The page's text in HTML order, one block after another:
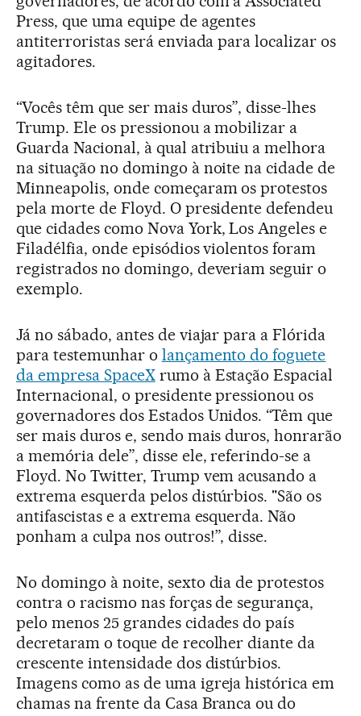
Press, que uma equipe de agentes
antiterroristas será enviada para localizar os
agitadores.
“Vocês têm que ser mais duros”, disse-lhes
Trump. Ele os pressionou a mobilizar a
Guarda Nacional, à qual atribuiu a melhora
na situação no domingo à noite na cidade de
Minneapolis, onde começaram os protestos
pela morte de Floyd. O presidente defendeu
que cidades como Nova York, Los Angeles e
Filadélfia, onde episódios violentos foram
registrados no domingo, deveriam seguir o
exemplo.
Já no sábado, antes de viajar para a Flórida
para testemunhar o lançamento do foguete
da empresa SpaceXrumo à Estação Espacial
Internacional, o presidente pressionou os
governadores dos Estados Unidos. “Têm que
ser mais duros e, sendo mais duros, honrarão
a memória dele”, disse ele, referindo-se a
Floyd. No Twitter, Trump vem acusando a
extrema esquerda pelos distúrbios. "São os
antifascistas e a extrema esquerda. Não
ponham a culpa nos outros!”, disse.
No domingo à noite, sexto dia de protestos
contra o racismo nas forças de segurança,
pelo menos 25 grandes cidades do país
decretaram o toque de recolher diante da
crescente intensidade dos distúrbios.
Imagens como as de uma igreja histórica em
chamas na frente da Casa Branca ou do